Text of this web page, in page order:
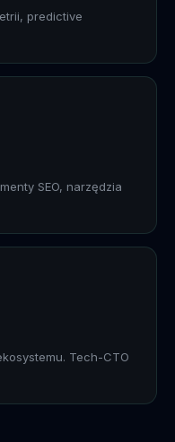
predictive
SEO, narzędzia
Tech-CTO